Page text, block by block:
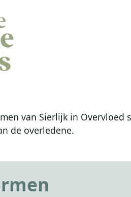
van Sierlijk in
de overledene.